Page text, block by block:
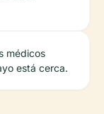
médicos
está cerca.